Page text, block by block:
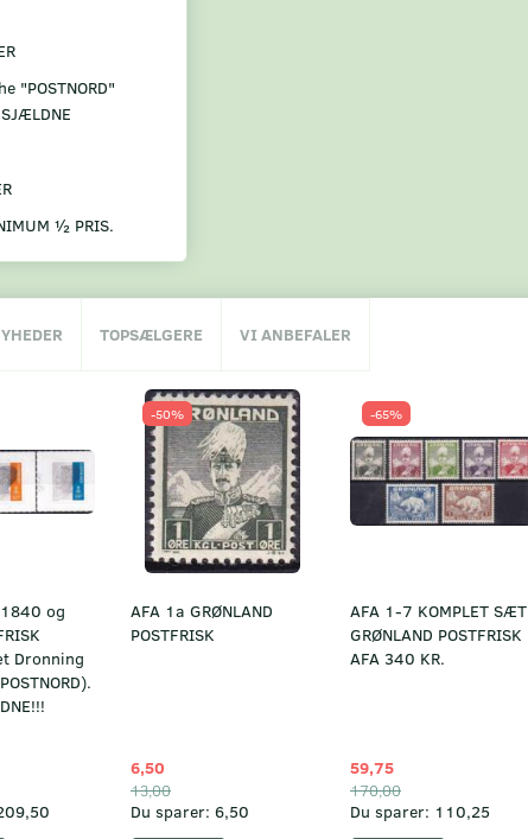
"POSTNORD"
½ PRIS.
TOPSÆLGERE VI ANBEFALER
og
Dronning
-50%
AFA 1a GRØNLAND
POSTFRISK
6,50
13,00
Du sparer: 6,50
-65%
AFA 1-7 KOMPLET SÆT
GRØNLAND POSTFRISK
AFA 340 KR.
59,75
170,00
Du sparer: 110,25